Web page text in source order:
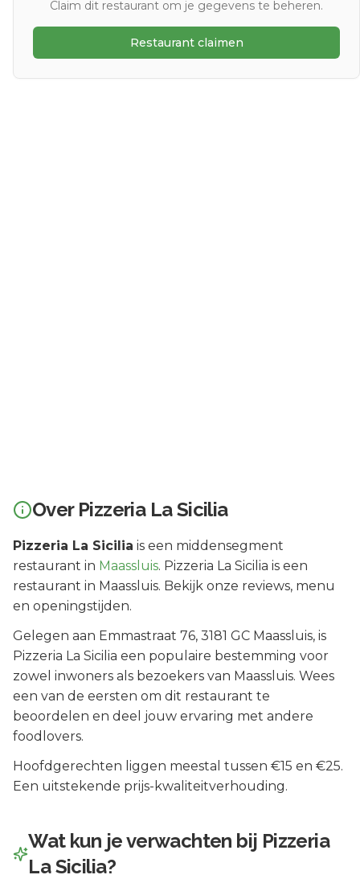
Claim dit restaurant om je gegevens te beheren.
Restaurant claimen
Over Pizzeria La Sicilia
Pizzeria La Sicilia is een middensegment
restaurant in Maassluis. Pizzeria La Sicilia is een
restaurant in Maassluis. Bekijk onze reviews, menu
en openingstijden.
Gelegen aan Emmastraat 76, 3181 GC Maassluis, is
Pizzeria La Sicilia een populaire bestemming voor
zowel inwoners als bezoekers van Maassluis. Wees
een van de eersten om dit restaurant te
beoordelen en deel jouw ervaring met andere
foodlovers.
Hoofdgerechten liggen meestal tussen €15 en €25.
Een uitstekende prijs-kwaliteitverhouding.
Wat kun je verwachten bij Pizzeria
La Sicilia?